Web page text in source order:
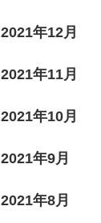
2021年12月
2021年11月
2021年10月
2021年9月
2021年8月